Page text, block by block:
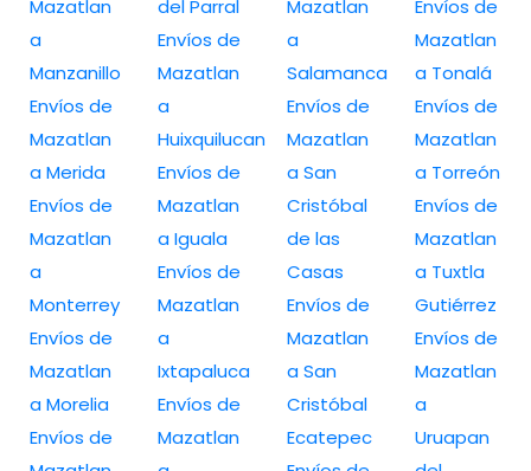
Mazatlan
a
Manzanillo
Envíos de
Mazatlan
a Merida
Envíos de
Mazatlan
a
Monterrey
Envíos de
Mazatlan
a Morelia
Envíos de
del Parral
Envíos de
Mazatlan
a
Huixquilucan
Envíos de
Mazatlan
a Iguala
Envíos de
Mazatlan
a
Ixtapaluca
Envíos de
Mazatlan
Mazatlan
a
Salamanca
Envíos de
Mazatlan
a San
Cristóbal
de las
Casas
Envíos de
Mazatlan
a San
Cristóbal
Ecatepec
Envíos de
Mazatlan
a Tonalá
Envíos de
Mazatlan
a Torreón
Envíos de
Mazatlan
a Tuxtla
Gutiérrez
Envíos de
Mazatlan
a
Uruapan